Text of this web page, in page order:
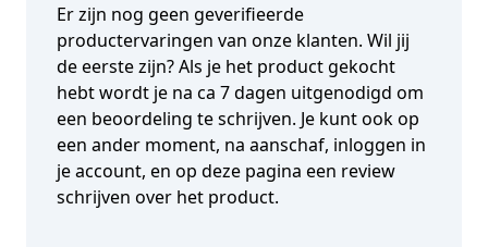
Er zijn nog geen geverifieerde
productervaringen van onze klanten. Wil jij
de eerste zijn? Als je het product gekocht
hebt wordt je na ca 7 dagen uitgenodigd om
een beoordeling te schrijven. Je kunt ook op
een ander moment, na aanschaf, inloggen in
je account, en op deze pagina een review
schrijven over het product.